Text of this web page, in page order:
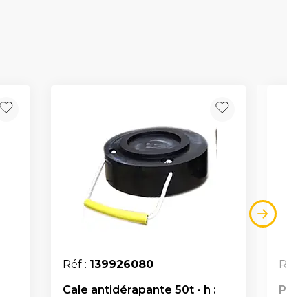
Réf : 139926080
Cale antidérapante 50t - h :